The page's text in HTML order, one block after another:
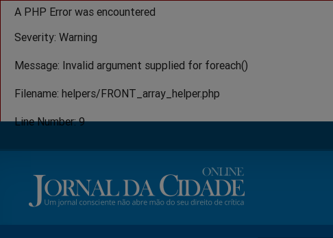
A PHP Error was encountered
Severity: Warning
Message: Invalid argument supplied for foreach()
Filename: helpers/FRONT_array_helper.php
Line Number: 9